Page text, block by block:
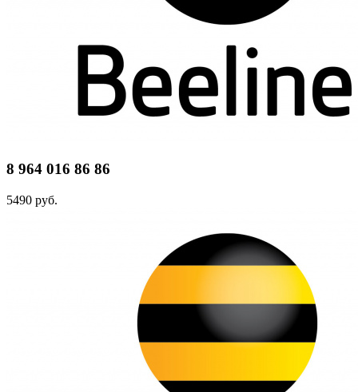
8 964 016 86 86
5490 руб.